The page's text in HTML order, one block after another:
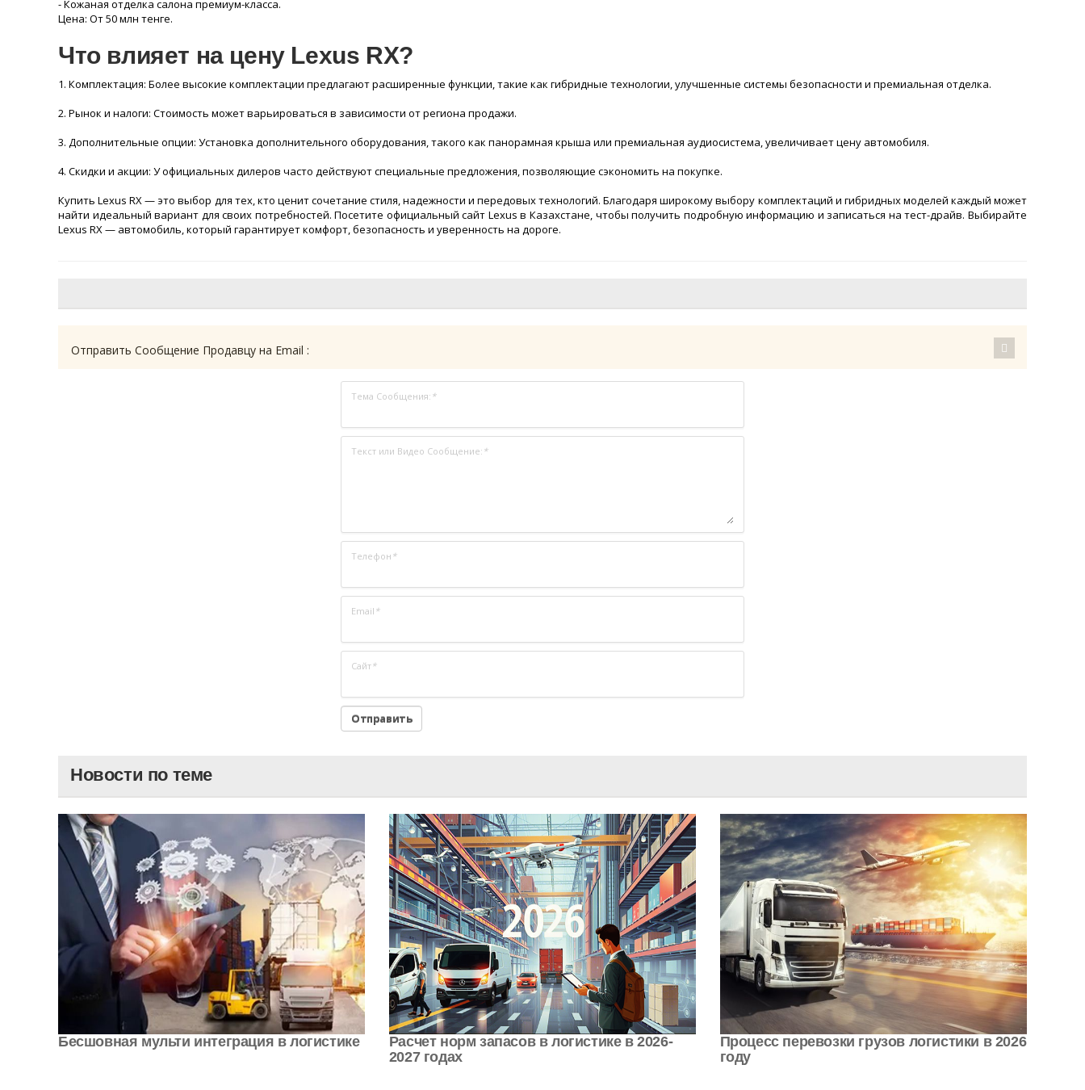
- Кожаная отделка салона премиум-класса.
Цена: От 50 млн тенге.
Что влияет на цену Lexus RX?
1. Комплектация: Более высокие комплектации предлагают расширенные функции, такие как гибридные технологии, улучшенные системы безопасности и премиальная отделка.
2. Рынок и налоги: Стоимость может варьироваться в зависимости от региона продажи.
3. Дополнительные опции: Установка дополнительного оборудования, такого как панорамная крыша или премиальная аудиосистема, увеличивает цену автомобиля.
4. Скидки и акции: У официальных дилеров часто действуют специальные предложения, позволяющие сэкономить на покупке.
Купить Lexus RX — это выбор для тех, кто ценит сочетание стиля, надежности и передовых технологий. Благодаря широкому выбору комплектаций и гибридных моделей каждый может
найти идеальный вариант для своих потребностей. Посетите официальный сайт Lexus в Казахстане, чтобы получить подробную информацию и записаться на тест-драйв. Выбирайте
Lexus RX — автомобиль, который гарантирует комфорт, безопасность и уверенность на дороге.
Отправить Сообщение Продавцу на Email :
Тема Сообщения: *
Текст или Видео Сообщение: *
Телефон *
Email *
Сайт*
Новости по теме
Бесшовная мульти интеграция в логистике
Расчет норм запасов в логистике в 2026-
2027 годах
Процесс перевозки грузов логистики в 2026
году